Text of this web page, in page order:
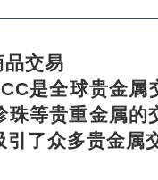
品交易
是全球贵金属
珠等贵重金属的
引了众多贵金属